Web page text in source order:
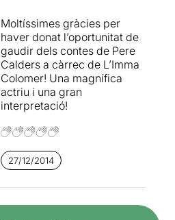
despeinarse. Un clarísimo
ejemplo de cuando las
cosas se hacen por gusto y
no a la fuerza…
Moltíssimes gràcies per
haver donat l’oportunitat de
gaudir dels contes de Pere
Calders a càrrec de L’Imma
Colomer! Una magnífica
actriu i una gran
interpretació!
27/12/2014